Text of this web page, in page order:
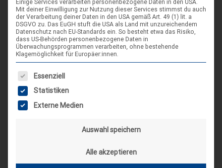
2021 Berichte Gremien Landesjugendring LJR rdp
Einige Services verarbeiten personenbezogene Daten in den USA.
Mit deiner Einwilligung zur Nutzung dieser Services stimmst du auch
der Verarbeitung deiner Daten in den USA gemäß Art. 49 (1) lit. a
DSGVO zu. Das EuGH stuft die USA als Land mit unzureichendem
Datenschutz nach EU-Standards ein. So besteht etwa das Risiko,
dass US-Behörden personenbezogene Daten in
Überwachungsprogrammen verarbeiten, ohne bestehende
Klagemöglichkeit für Europäer:innen.
Es folgt eine Liste der Service-Gruppen, für die eine
Essenziell
Statistiken
Externe Medien
Auswahl speichern
Alle akzeptieren